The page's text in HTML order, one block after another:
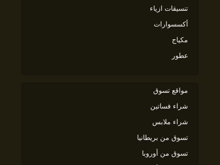
تنسيقات ازياء
أكسسوارات
مكياج
عطور
مواقع تسوق
شراء فساتين
شراء ملابس
تسوق من بريطانيا
تسوق من أوروبا